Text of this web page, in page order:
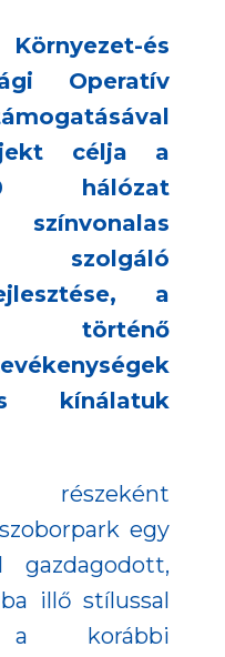
és
Operatív
célja a
hálózat
szolgáló
a
történő
kínálatuk
egy
gazdagodott,
illő stílussal
korábbi